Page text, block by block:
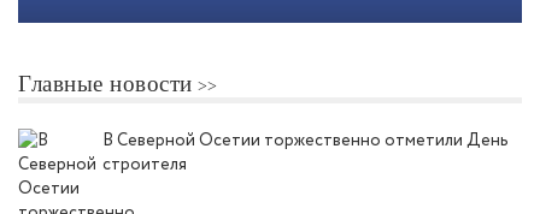
Главные новости
В Северной Осетии торжественно отметили День
строителя